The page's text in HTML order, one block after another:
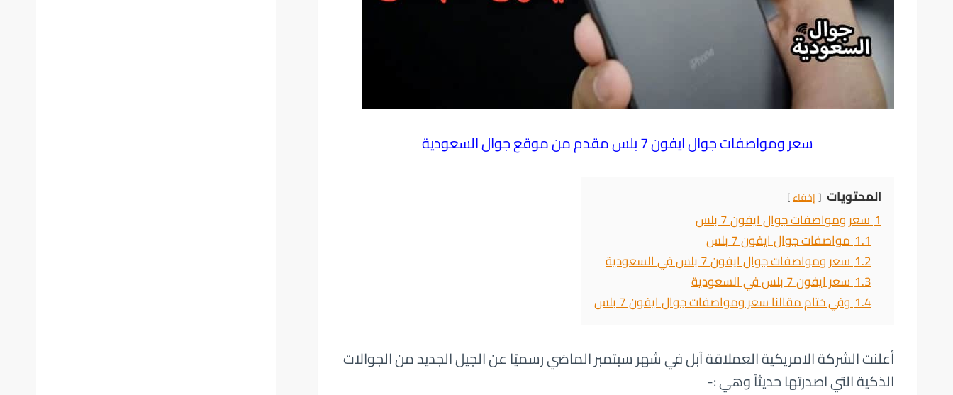
سعر ومواصفات جوال ايفون 7 بلس مقدم من موقع جوال السعودية
المحتويات إخفاء
1سعر ومواصفات جوال ايفون 7 بلس
1.1مواصفات جوال ايفون 7 بلس
1.2سعر ومواصفات جوال ايفون 7 بلس في السعودية
1.3سعر ايفون 7 بلس في السعودية
1.4 وفي ختام مقالنا سعر ومواصفات جوال ايفون 7 بلس
أعلنت الشركة الامريكية العملاقة آبل في شهر سبتمبر الماضي رسميًا عن الجيل الجديد من الجوالات
الذكية التي اصدرتها حديثاً وهي :-